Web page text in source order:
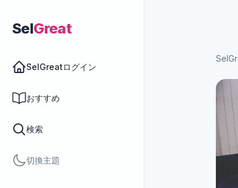
SelGreat
SelGreatログイン
おすすめ
検索
切換主題